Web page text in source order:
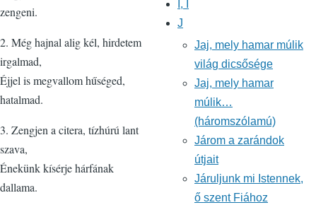
zengeni.
2. Még hajnal alig kél, hirdetem
irgalmad,
Éjjel is megvallom hűséged,
hatalmad.
3. Zengjen a citera, tízhúrú lant
szava,
Énekünk kísérje hárfának
dallama.
I, Í
J
Jaj, mely hamar múlik
világ dicsősége
Jaj, mely hamar
múlik…
(háromszólamú)
Járom a zarándok
útjait
Járuljunk mi Istennek,
ő szent Fiához